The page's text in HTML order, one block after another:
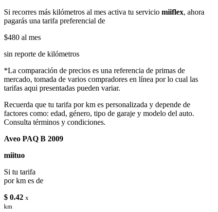
Si recorres más kilómetros al mes activa tu servicio miiflex, ahora
pagarás una tarifa preferencial de
$480 al mes
sin reporte de kilómetros
*La comparación de precios es una referencia de primas de
mercado, tomada de varios compradores en línea por lo cual las
tarifas aqui presentadas pueden variar.
Recuerda que tu tarifa por km es personalizada y depende de
factores como: edad, género, tipo de garaje y modelo del auto.
Consulta términos y condiciones.
Aveo PAQ B 2009
miituo
Si tu tarifa
por km es de
$ 0.42 x
km